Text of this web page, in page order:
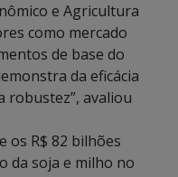
e Agricultura
como mercado
de base do
da eficácia
robustez”, avaliou
os R$ 82 bilhões
da soja e milho no